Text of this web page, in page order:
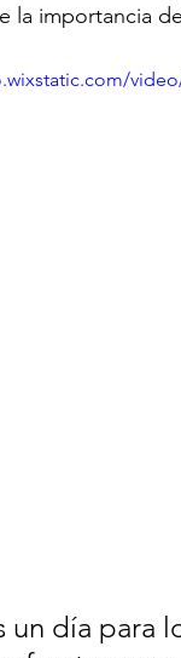
la importancia
un día para